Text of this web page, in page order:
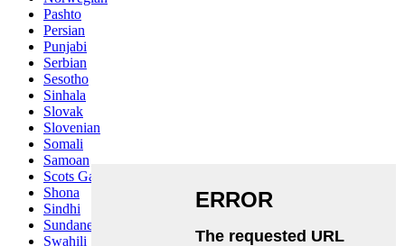
Pashto
Persian
Punjabi
Serbian
Sesotho
Sinhala
Slovak
Slovenian
Somali
Samoan
Scots Gaelic
Shona
Sindhi
Sundanese
Swahili